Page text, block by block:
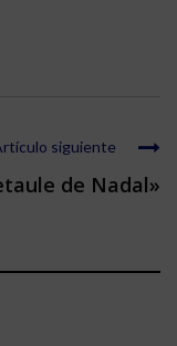
siguiente
de Nadal»